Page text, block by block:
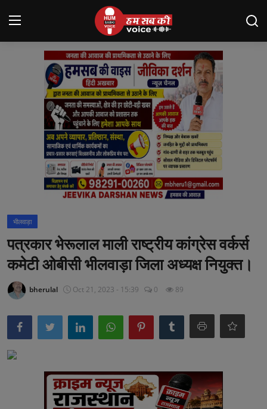
Login Register
About us
शाहपुरा
मनोरंजन
अनूपगढ़
राजस्थान
भीलवाड़ा
भीलवाड़ा
पत्रकार भेरूलाल माली राष्ट्रीय कांग्रेस वर्कर्स
कमेटी ओबीसी भीलवाड़ा जिला अध्यक्ष नियुक्त।
bherulal Oct 21, 2023 - 15:39 0 89